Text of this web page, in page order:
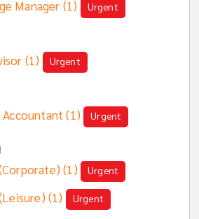
Manager (1) Urgent
(1) Urgent
(1) Urgent
(1) Urgent
Leisure) (1) Urgent